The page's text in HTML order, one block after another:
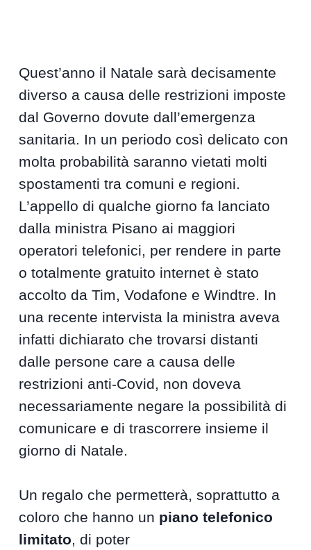
Quest’anno il Natale sarà decisamente
diverso a causa delle restrizioni imposte
dal Governo dovute dall’emergenza
sanitaria. In un periodo così delicato con
molta probabilità saranno vietati molti
spostamenti tra comuni e regioni.
L’appello di qualche giorno fa lanciato
dalla ministra Pisano ai maggiori
operatori telefonici, per rendere in parte
o totalmente gratuito internet è stato
accolto da Tim, Vodafone e Windtre. In
una recente intervista la ministra aveva
infatti dichiarato che trovarsi distanti
dalle persone care a causa delle
restrizioni anti-Covid, non doveva
necessariamente negare la possibilità di
comunicare e di trascorrere insieme il
giorno di Natale.
Un regalo che permetterà, soprattutto a
coloro che hanno un piano telefonico
limitato , di poter